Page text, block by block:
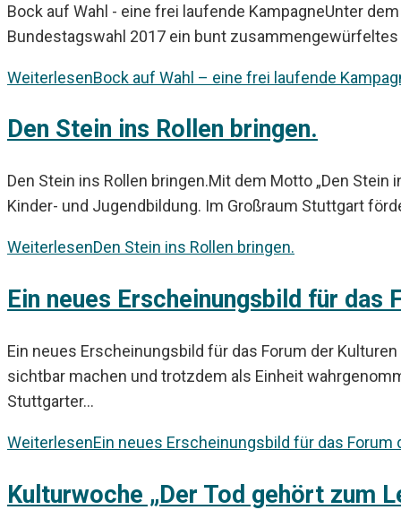
Bock auf Wahl - eine frei laufende KampagneUnter
Bundestagswahl 2017 ein bunt
WeiterlesenBock auf Wahl – eine frei laufende
Den Stein ins Rollen bringen.
Den Stein ins Rollen bringen.Mit dem Motto „Den
Kinder- und Jugendbildung. Im Großraum Stuttgart
WeiterlesenDen Stein ins Rollen bringen.
Ein neues Erscheinungsbild für das
Ein neues Erscheinungsbild für das Forum der
sichtbar machen und trotzdem als Einheit
Stuttgarter…
WeiterlesenEin neues Erscheinungsbild für das Forum
Kulturwoche „Der Tod gehört zum